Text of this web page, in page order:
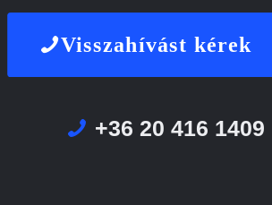
Visszahívást kérek
+36 20 416 1409